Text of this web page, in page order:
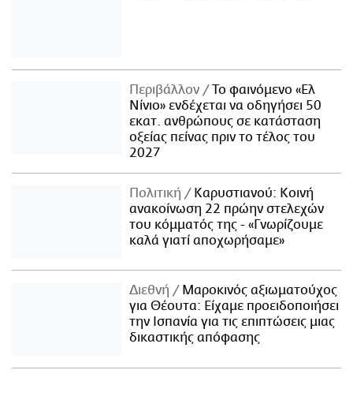
Περιβάλλον
Το φαινόμενο «Ελ
Νίνιο» ενδέχεται να οδηγήσει 50
εκατ. ανθρώπους σε κατάσταση
οξείας πείνας πριν το τέλος του
2027
Πολιτική
Καρυστιανού: Κοινή
ανακοίνωση 22 πρώην στελεχών
του κόμματός της - «Γνωρίζουμε
καλά γιατί αποχωρήσαμε»
Διεθνή
Μαροκινός αξιωματούχος
για Θέουτα: Είχαμε προειδοποιήσει
την Ισπανία για τις επιπτώσεις μιας
δικαστικής απόφασης